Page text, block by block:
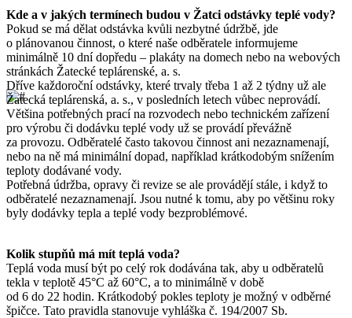
Kde a v jakých termínech budou v Žatci odstávky teplé vody?
Pokud se má dělat odstávka kvůli nezbytné údržbě, jde
o plánovanou činnost, o které naše odběratele informujeme
minimálně 10 dní dopředu – plakáty na domech nebo na webových
stránkách Žatecké teplárenské, a. s.
Dříve každoroční odstávky, které trvaly třeba 1 až 2 týdny už ale
Žatecká teplárenská, a. s., v posledních letech vůbec neprovádí.
Většina potřebných prací na rozvodech nebo technickém zařízení
pro výrobu či dodávku teplé vody už se provádí převážně
za provozu. Odběratelé často takovou činnost ani nezaznamenají,
nebo na ně má minimální dopad, například krátkodobým snížením
teploty dodávané vody.
Potřebná údržba, opravy či revize se ale provádějí stále, i když to
odběratelé nezaznamenají. Jsou nutné k tomu, aby po většinu roky
byly dodávky tepla a teplé vody bezproblémové.
Kolik stupňů má mít teplá voda?
Teplá voda musí být po celý rok dodávána tak, aby u odběratelů
tekla v teplotě 45°C až 60°C, a to minimálně v době
od 6 do 22 hodin. Krátkodobý pokles teploty je možný v odběrné
špičce. Tato pravidla stanovuje vyhláška č. 194/2007 Sb.